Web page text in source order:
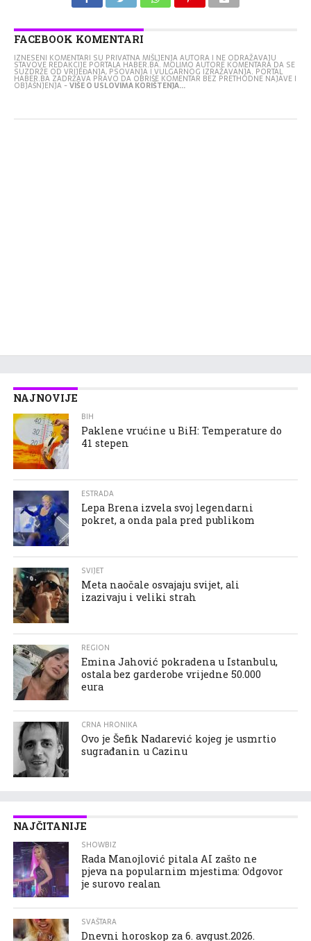
FACEBOOK KOMENTARI
IZNESENI KOMENTARI SU PRIVATNA MIŠLJENJA AUTORA I NE ODRAŽAVAJU
STAVOVE REDAKCIJE PORTALA HABER.BA. MOLIMO AUTORE KOMENTARA DA SE
SUZDRŽE OD VRIJEĐANJA, PSOVANJA I VULGARNOG IZRAŽAVANJA. PORTAL
HABER.BA ZADRŽAVA PRAVO DA OBRIŠE KOMENTAR BEZ PRETHODNE NAJAVE I
OBJAŠNJENJA -VIŠE O USLOVIMA KORIŠTENJA...
NAJNOVIJE
BIH
Paklene vrućine u BiH: Temperature do
41 stepen
ESTRADA
Lepa Brena izvela svoj legendarni
pokret, a onda pala pred publikom
SVIJET
Meta naočale osvajaju svijet, ali
izazivaju i veliki strah
REGION
Emina Jahović pokradena u Istanbulu,
ostala bez garderobe vrijedne 50.000
eura
CRNA HRONIKA
Ovo je Šefik Nadarević kojeg je usmrtio
sugrađanin u Cazinu
NAJČITANIJE
SHOWBIZ
Rada Manojlović pitala AI zašto ne
pjeva na popularnim mjestima: Odgovor
je surovo realan
SVAŠTARA
Dnevni horoskop za 6. avgust.2026.